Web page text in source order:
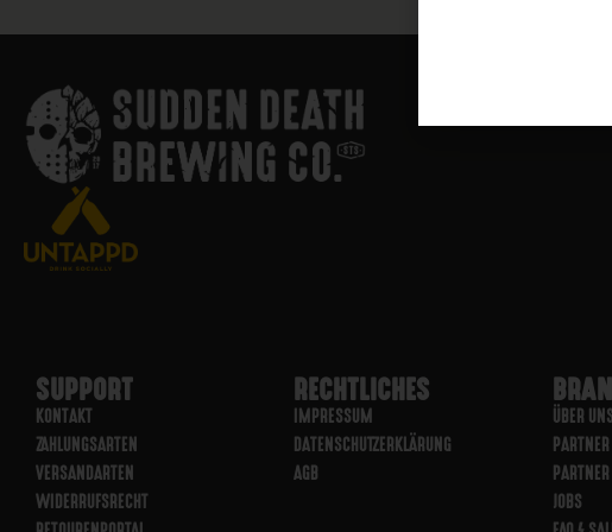
SUPPORT
KONTAKT
ZAHLUNGSARTEN
VERSANDARTEN
WIDERRUFSRECHT
RECHTLICHES
IMPRESSUM
DATENSCHUTZERKLÄRUNG
AGB
ÜBER UNS
JOBS